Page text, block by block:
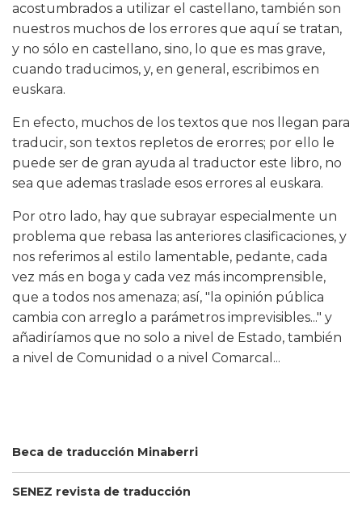
Beca de traducción Minaberri
SENEZ revista de traducción
acostumbrados a utilizar el castellano, también son
nuestros muchos de los errores que aquí se tratan,
y no sólo en castellano, sino, lo que es mas grave,
cuando traducimos, y, en general, escribimos en
euskara.
En efecto, muchos de los textos que nos llegan para
traducir, son textos repletos de erorres; por ello le
puede ser de gran ayuda al traductor este libro, no
sea que ademas traslade esos errores al euskara.
Por otro lado, hay que subrayar especialmente un
problema que rebasa las anteriores clasificaciones, y
nos referimos al estilo lamentable, pedante, cada
vez más en boga y cada vez más incomprensible,
que a todos nos amenaza; así, "la opinión pública
cambia con arreglo a parámetros imprevisibles..." y
añadiríamos que no solo a nivel de Estado, también
a nivel de Comunidad o a nivel Comarcal...